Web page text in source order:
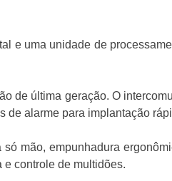
e uma unidade de
de última geração. O
de alarme para implantação
mão, empunhadura
controle de multidões.